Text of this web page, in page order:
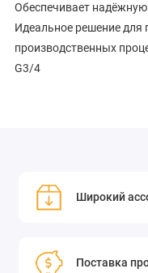
Обеспечивает
Идеальное решение
производственных
G3/4
Широкий
Поставка